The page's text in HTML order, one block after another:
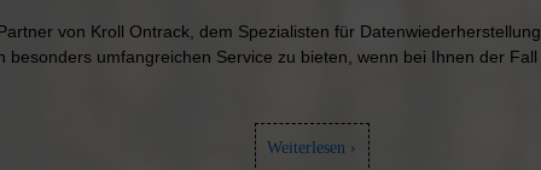
von Kroll Ontrack, dem Spezialisten für Datenwiederherstellung
umfangreichen Service zu bieten, wenn bei Ihnen der Fall
Weiterlesen ›